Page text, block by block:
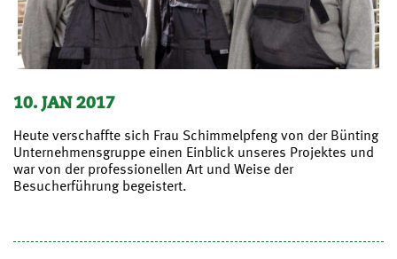
10. JAN 2017
Heute verschaffte sich Frau Schimmelpfeng von der Bünting
Unternehmensgruppe einen Einblick unseres Projektes und
war von der professionellen Art und Weise der
Besucherführung begeistert.